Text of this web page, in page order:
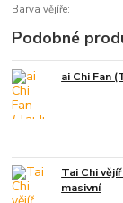
Barva vějíře:
Podobné
ai Chi Fan
Tai Chi
masivní